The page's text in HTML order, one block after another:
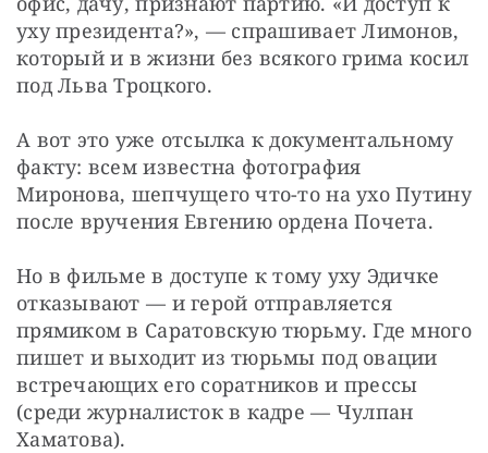
уху президента?», — спрашивает Лимонов,
который и в жизни без всякого грима косил
под Льва Троцкого.
А вот это уже отсылка к документальному
факту: всем известна фотография
Миронова, шепчущего что-то на ухо Путину
после вручения Евгению ордена Почета.
Но в фильме в доступе к тому уху Эдичке
отказывают — и герой отправляется
прямиком в Саратовскую тюрьму. Где много
пишет и выходит из тюрьмы под овации
встречающих его соратников и прессы
(среди журналисток в кадре — Чулпан
Хаматова).